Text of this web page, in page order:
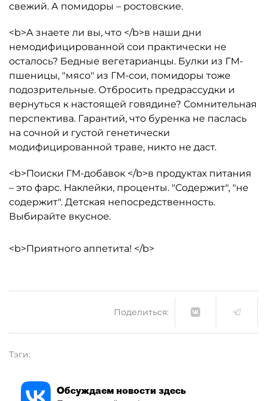
свежий. А помидоры – ростовские.
<b>А знаете ли вы, что </b>в наши дни
немодифицированной сои практически не
осталось? Бедные вегетарианцы. Булки из ГМ-
пшеницы, "мясо" из ГМ-сои, помидоры тоже
подозрительные. Отбросить предрассудки и
вернуться к настоящей говядине? Сомнительная
перспектива. Гарантий, что буренка не паслась
на сочной и густой генетически
модифицированной траве, никто не даст.
<b>Поиски ГМ-добавок </b>в продуктах питания
– это фарс. Наклейки, проценты. "Содержит", "не
содержит". Детская непосредственность.
Выбирайте вкусное.
<b>Приятного аппетита! </b>
Поделиться:
Тэги:
Обсуждаем новости здесь